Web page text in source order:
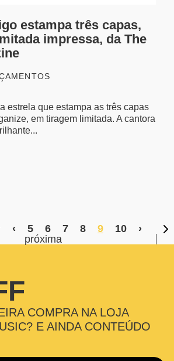
estampa três capas,
impressa, da The
estrela que estampa as três capas
em tiragem limitada. A cantora
‹ 5 6 7 8 9 10
›
próxima
COMPRA NA LOJA
E AINDA CONTEÚDO